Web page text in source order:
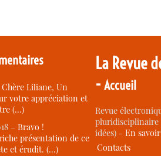
Chère Liliane, Un
votre appréciation et
(…)
–Bravo !
présentation de ce
et érudit. (…)
La Revue
-Accueil
Revue
idées) -En
Contacts